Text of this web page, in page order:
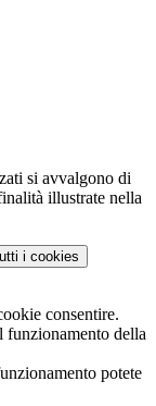
si avvalgono di
illustrate nella
i cookies
consentire.
funzionamento della
potete